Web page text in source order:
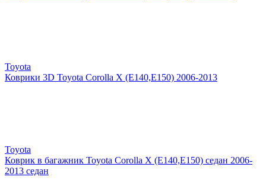
Toyota
Коврики 3D Toyota Corolla X (E140,E150) 2006-2013
Toyota
Коврик в багажник Toyota Corolla X (E140,E150) седан 2006-
2013 седан